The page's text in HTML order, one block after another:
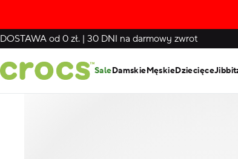
DOSTAWA od 0 zł. | 30 DNI na darmowy zwrot
SaleDamskieMęskieDziecięce